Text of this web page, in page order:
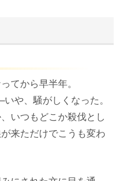
てから早半年。
や、騒がしくなった。
いつもどこか殺伐とし
来ただけでこうも変わ